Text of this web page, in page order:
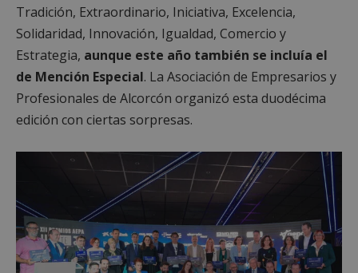
Tradición, Extraordinario, Iniciativa, Excelencia,
Solidaridad, Innovación, Igualdad, Comercio y
Estrategia, aunque este año también se incluía el
de Mención Especial. La Asociación de Empresarios y
Profesionales de Alcorcón organizó esta duodécima
edición con ciertas sorpresas.